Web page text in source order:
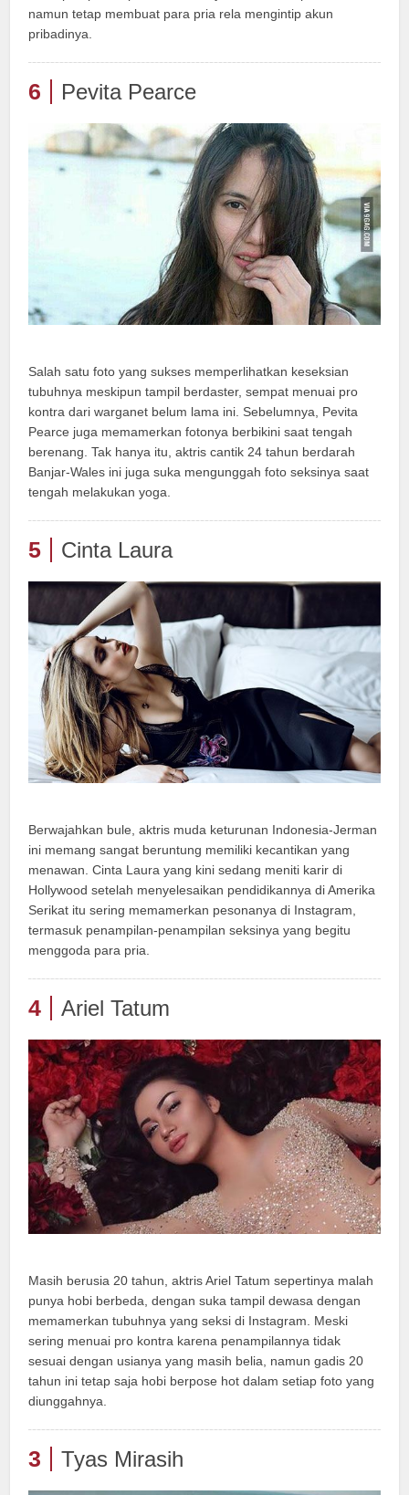
namun tetap membuat para pria rela mengintip akun
pribadinya.
6 Pevita Pearce
Salah satu foto yang sukses memperlihatkan keseksian
tubuhnya meskipun tampil berdaster, sempat menuai pro
kontra dari warganet belum lama ini. Sebelumnya, Pevita
Pearce juga memamerkan fotonya berbikini saat tengah
berenang. Tak hanya itu, aktris cantik 24 tahun berdarah
Banjar-Wales ini juga suka mengunggah foto seksinya saat
tengah melakukan yoga.
5 Cinta Laura
Berwajahkan bule, aktris muda keturunan Indonesia-Jerman
ini memang sangat beruntung memiliki kecantikan yang
menawan. Cinta Laura yang kini sedang meniti karir di
Hollywood setelah menyelesaikan pendidikannya di Amerika
Serikat itu sering memamerkan pesonanya di Instagram,
termasuk penampilan-penampilan seksinya yang begitu
menggoda para pria.
4 Ariel Tatum
Masih berusia 20 tahun, aktris Ariel Tatum sepertinya malah
punya hobi berbeda, dengan suka tampil dewasa dengan
memamerkan tubuhnya yang seksi di Instagram. Meski
sering menuai pro kontra karena penampilannya tidak
sesuai dengan usianya yang masih belia, namun gadis 20
tahun ini tetap saja hobi berpose hot dalam setiap foto yang
diunggahnya.
3 Tyas Mirasih